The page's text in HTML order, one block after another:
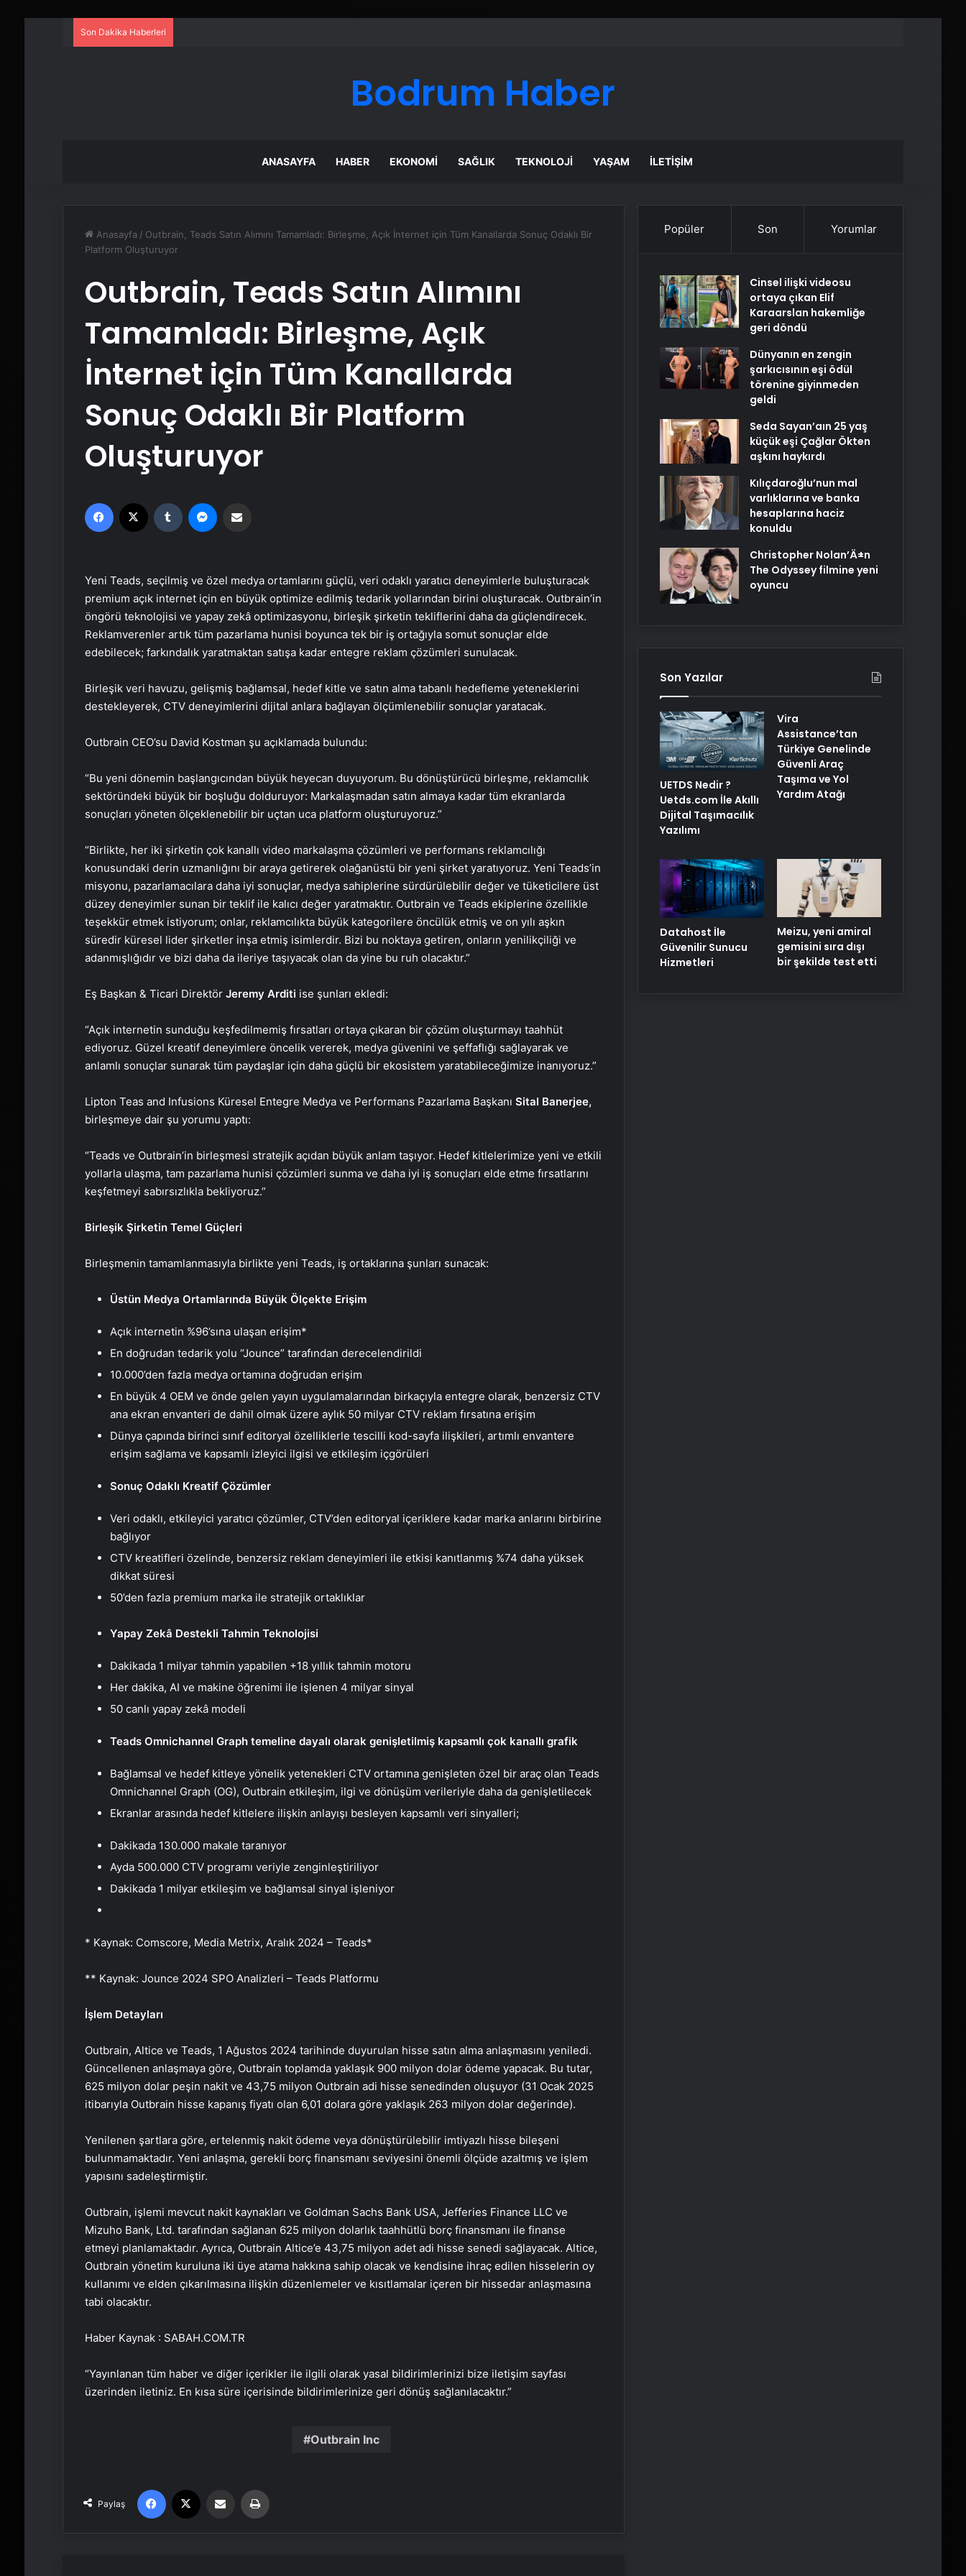
Son Dakika Haberleri
Bodrum Haber
ANASAYFA HABER EKONOMI SAĞLIK TEKNOLOJI YAŞAM İLETIŞIM
Anasayfa / Outbrain, Teads Satın Alımını Tamamladı: Birleşme, Açık İnternet için Tüm Kanallarda Sonuç Odaklı Bir
Platform Oluşturuyor
Outbrain, Teads Satın Alımını
Tamamladı: Birleşme, Açık
İnternet için Tüm Kanallarda
Sonuç Odaklı Bir Platform
Oluşturuyor
Facebook Tumblr
Yeni Teads, seçilmiş ve özel medya ortamlarını güçlü, veri odaklı yaratıcı deneyimlerle buluşturacak
premium açık internet için en büyük optimize edilmiş tedarik yollarından birini oluşturacak. Outbrain’in
öngörü teknolojisi ve yapay zekâ optimizasyonu, birleşik şirketin tekliflerini daha da güçlendirecek.
Reklamverenler artık tüm pazarlama hunisi boyunca tek bir iş ortağıyla somut sonuçlar elde
edebilecek; farkındalık yaratmaktan satışa kadar entegre reklam çözümleri sunulacak.
Birleşik veri havuzu, gelişmiş bağlamsal, hedef kitle ve satın alma tabanlı hedefleme yeteneklerini
destekleyerek, CTV deneyimlerini dijital anlara bağlayan ölçümlenebilir sonuçlar yaratacak.
Outbrain CEO’su David Kostman şu açıklamada bulundu:
“Bu yeni dönemin başlangıcından büyük heyecan duyuyorum. Bu dönüştürücü birleşme, reklamcılık
sektöründeki büyük bir boşluğu dolduruyor: Markalaşmadan satın almaya kadar tüm ekranlarda
sonuçları yöneten ölçeklenebilir bir uçtan uca platform oluşturuyoruz.”
“Birlikte, her iki şirketin çok kanallı video markalaşma çözümleri ve performans reklamcılığı
konusundaki derin uzmanlığını bir araya getirerek olağanüstü bir yeni şirket yaratıyoruz. Yeni Teads’in
misyonu, pazarlamacılara daha iyi sonuçlar, medya sahiplerine sürdürülebilir değer ve tüketicilere üst
düzey deneyimler sunan bir teklif ile kalıcı değer yaratmaktır. Outbrain ve Teads ekiplerine özellikle
teşekkür etmek istiyorum; onlar, reklamcılıkta büyük kategorilere öncülük etmiş ve on yılı aşkın
süredir küresel lider şirketler inşa etmiş isimlerdir. Bizi bu noktaya getiren, onların yenilikçiliği ve
adanmışlığıdır ve bizi daha da ileriye taşıyacak olan da yine bu ruh olacaktır.”
Eş Başkan & Ticari Direktör Jeremy Arditi ise şunları ekledi:
“Açık internetin sunduğu keşfedilmemiş fırsatları ortaya çıkaran bir çözüm oluşturmayı taahhüt
ediyoruz. Güzel kreatif deneyimlere öncelik vererek, medya güvenini ve şeffaflığı sağlayarak ve
anlamlı sonuçlar sunarak tüm paydaşlar için daha güçlü bir ekosistem yaratabileceğimize inanıyoruz.”
Lipton Teas and Infusions Küresel Entegre Medya ve Performans Pazarlama Başkanı Sital Banerjee,
birleşmeye dair şu yorumu yaptı:
“Teads ve Outbrain’in birleşmesi stratejik açıdan büyük anlam taşıyor. Hedef kitlelerimize yeni ve etkili
yollarla ulaşma, tam pazarlama hunisi çözümleri sunma ve daha iyi iş sonuçları elde etme fırsatlarını
keşfetmeyi sabırsızlıkla bekliyoruz.”
Birleşik Şirketin Temel Güçleri
Birleşmenin tamamlanmasıyla birlikte yeni Teads, iş ortaklarına şunları sunacak:
Üstün Medya Ortamlarında Büyük Ölçekte Erişim
Açık internetin %96’sına ulaşan erişim*
En doğrudan tedarik yolu “Jounce” tarafından derecelendirildi
10.000’den fazla medya ortamına doğrudan erişim
En büyük 4 OEM ve önde gelen yayın uygulamalarından birkaçıyla entegre olarak, benzersiz CTV
ana ekran envanteri de dahil olmak üzere aylık 50 milyar CTV reklam fırsatına erişim
Dünya çapında birinci sınıf editoryal özelliklerle tescilli kod-sayfa ilişkileri, artımlı envantere
erişim sağlama ve kapsamlı izleyici ilgisi ve etkileşim içgörüleri
Sonuç Odaklı Kreatif Çözümler
Veri odaklı, etkileyici yaratıcı çözümler, CTV’den editoryal içeriklere kadar marka anlarını birbirine
bağlıyor
CTV kreatifleri özelinde, benzersiz reklam deneyimleri ile etkisi kanıtlanmış %74 daha yüksek
dikkat süresi
50’den fazla premium marka ile stratejik ortaklıklar
Yapay Zekâ Destekli Tahmin Teknolojisi
Dakikada 1 milyar tahmin yapabilen +18 yıllık tahmin motoru
Her dakika, AI ve makine öğrenimi ile işlenen 4 milyar sinyal
50 canlı yapay zekâ modeli
Teads Omnichannel Graph temeline dayalı olarak genişletilmiş kapsamlı çok kanallı grafik
Bağlamsal ve hedef kitleye yönelik yetenekleri CTV ortamına genişleten özel bir araç olan Teads
Omnichannel Graph (OG), Outbrain etkileşim, ilgi ve dönüşüm verileriyle daha da genişletilecek
Ekranlar arasında hedef kitlelere ilişkin anlayışı besleyen kapsamlı veri sinyalleri;
Dakikada 130.000 makale taranıyor
Ayda 500.000 CTV programı veriyle zenginleştiriliyor
Dakikada 1 milyar etkileşim ve bağlamsal sinyal işleniyor
* Kaynak: Comscore, Media Metrix, Aralık 2024 – Teads*
** Kaynak: Jounce 2024 SPO Analizleri – Teads Platformu
İşlem Detayları
Outbrain, Altice ve Teads, 1 Ağustos 2024 tarihinde duyurulan hisse satın alma anlaşmasını yeniledi.
Güncellenen anlaşmaya göre, Outbrain toplamda yaklaşık 900 milyon dolar ödeme yapacak. Bu tutar,
625 milyon dolar peşin nakit ve 43,75 milyon Outbrain adi hisse senedinden oluşuyor (31 Ocak 2025
itibarıyla Outbrain hisse kapanış fiyatı olan 6,01 dolara göre yaklaşık 263 milyon dolar değerinde).
Yenilenen şartlara göre, ertelenmiş nakit ödeme veya dönüştürülebilir imtiyazlı hisse bileşeni
bulunmamaktadır. Yeni anlaşma, gerekli borç finansmanı seviyesini önemli ölçüde azaltmış ve işlem
yapısını sadeleştirmiştir.
Outbrain, işlemi mevcut nakit kaynakları ve Goldman Sachs Bank USA, Jefferies Finance LLC ve
Mizuho Bank, Ltd. tarafından sağlanan 625 milyon dolarlık taahhütlü borç finansmanı ile finanse
etmeyi planlamaktadır. Ayrıca, Outbrain Altice’e 43,75 milyon adet adi hisse senedi sağlayacak. Altice,
Outbrain yönetim kuruluna iki üye atama hakkına sahip olacak ve kendisine ihraç edilen hisselerin oy
kullanımı ve elden çıkarılmasına ilişkin düzenlemeler ve kısıtlamalar içeren bir hissedar anlaşmasına
tabi olacaktır.
Haber Kaynak : SABAH.COM.TR
“Yayınlanan tüm haber ve diğer içerikler ile ilgili olarak yasal bildirimlerinizi bize iletişim sayfası
üzerinden iletiniz. En kısa süre içerisinde bildirimlerinize geri dönüş sağlanılacaktır.”
Outbrain Inc
Paylaş
Facebook Email'den paylaş
Serjoy : Dijital Medya Ajansı, Google
Popüler Son Yorumlar
Cinsel ilişki videosu
ortaya çıkan Elif
Karaarslan hakemliğe
geri döndü
Dünyanın en zengin
şarkıcısının eşi ödül
törenine giyinmeden
geldi
Seda Sayan’aın 25 yaş
küçük eşi Çağlar Ökten
aşkını haykırdı
Kılıçdaroğlu’nun mal
varlıklarına ve banka
hesaplarına haciz
konuldu
Christopher Nolan’Ä±n
The Odyssey filmine yeni
oyuncu
Son Yazılar
UETDS Nedir ?
Uetds.com İle Akıllı
Dijital Taşımacılık
Yazılımı
Vira
Assistance’tan
Türkiye Genelinde
Güvenli Araç
Taşıma ve Yol
Yardım Atağı
Datahost İle
Güvenilir Sunucu
Hizmetleri
Meizu, yeni amiral
gemisini sıra dışı
bir şekilde test etti